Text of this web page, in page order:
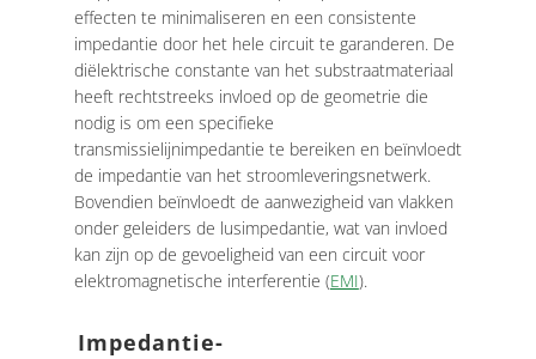
effecten te minimaliseren en een consistente
impedantie door het hele circuit te garanderen. De
diëlektrische constante van het substraatmateriaal
heeft rechtstreeks invloed op de geometrie die
nodig is om een ​​specifieke
transmissielijnimpedantie te bereiken en beïnvloedt
de impedantie van het stroomleveringsnetwerk.
Bovendien beïnvloedt de aanwezigheid van vlakken
onder geleiders de lusimpedantie, wat van invloed
kan zijn op de gevoeligheid van een circuit voor
elektromagnetische interferentie (EMI).
Impedantie-